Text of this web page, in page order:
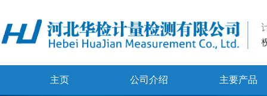
主页 公司介绍 主要产品